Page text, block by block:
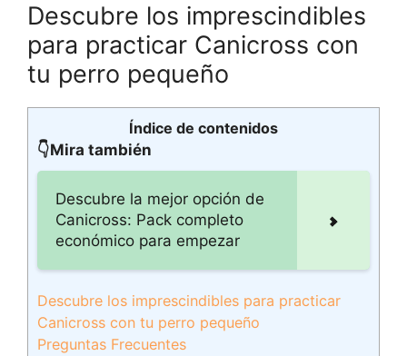
Descubre los imprescindibles
para practicar Canicross con
tu perro pequeño
Índice de contenidos
👇Mira también
Descubre la mejor opción de
Canicross: Pack completo
económico para empezar
Descubre los imprescindibles para practicar
Canicross con tu perro pequeño
Preguntas Frecuentes